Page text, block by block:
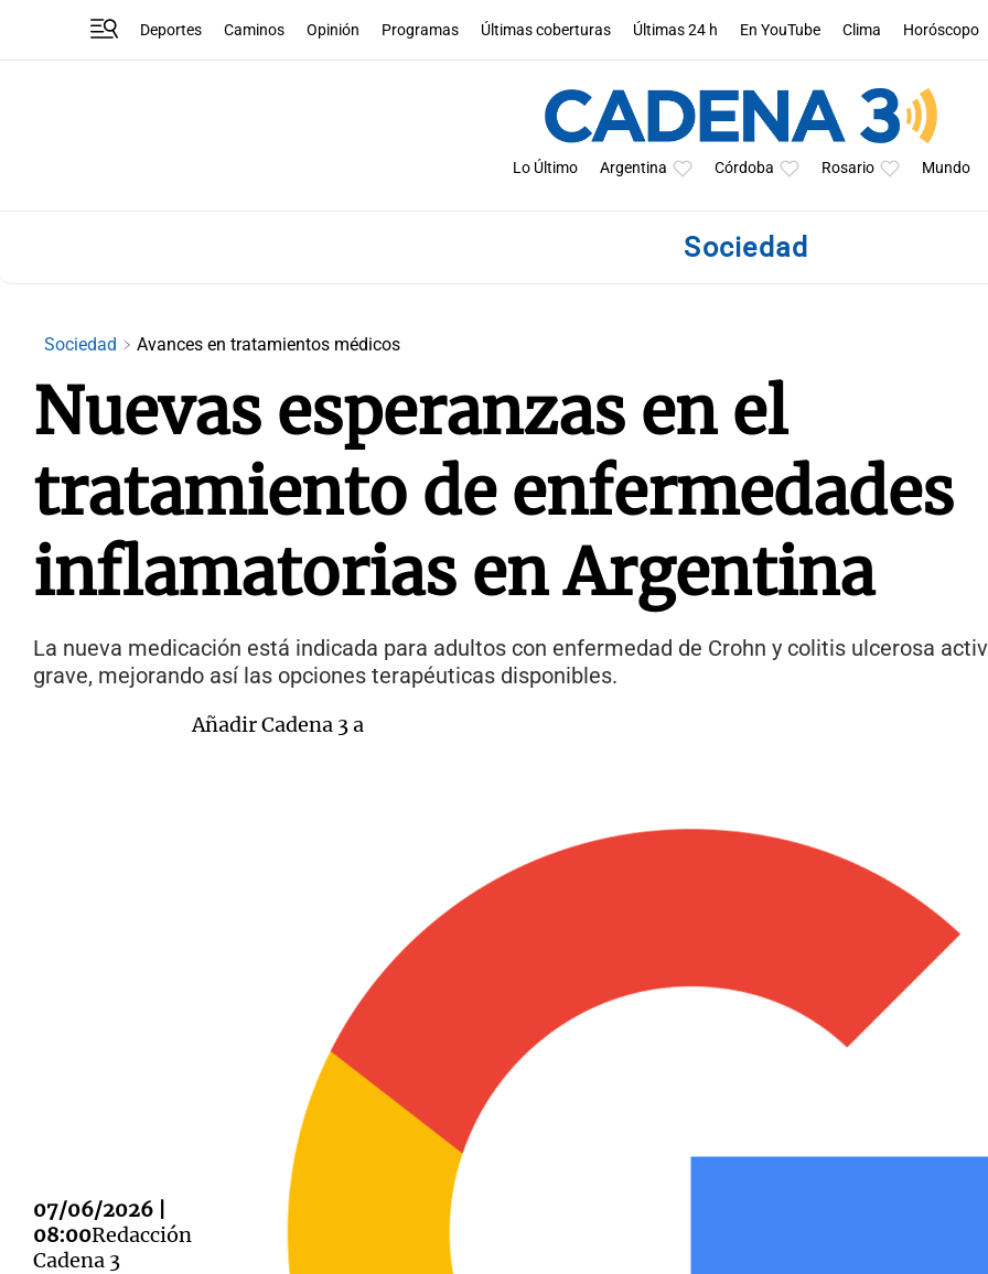
Deportes Caminos Opinión Programas Últimas coberturas Últimas 24 h En YouTube Clima Horóscopo
Lo Último Argentina Córdoba Rosario Mundo
Sociedad
Sociedad Avances en tratamientos médicos
Nuevas esperanzas en el
tratamiento de enfermedades
inflamatorias en Argentina
La nueva medicación está indicada para adultos con enfermedad de Crohn y colitis ulcerosa
grave, mejorando así las opciones terapéuticas disponibles.
07/06/2026 |
08:00Redacción
Cadena 3
Añadir Cadena 3 a
Mundial 2026 La Sole en Cadena 3